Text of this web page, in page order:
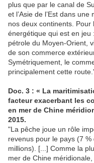
plus que par le canal de
et l’Asie de l’Est dans
nos deux continents. Pour
énergétique qui est en
pétrole du Moyen-Orient,
de son commerce
Symétriquement, le
principalement cette
Doc. 3 : « La
facteur exacerbant les
en mer de Chine
2015.
"La pêche joue un rôle
revenus pour le pays (7 %
millions). [...] Comme la
mer de Chine